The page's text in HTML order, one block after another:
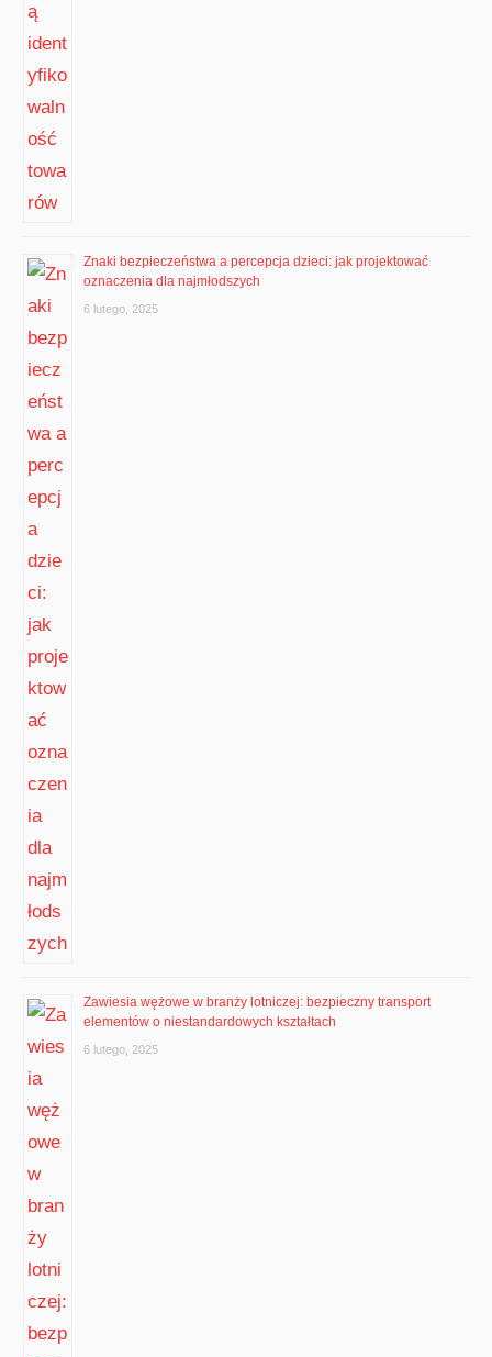
Znaki bezpieczeństwa a percepcja dzieci: jak projektować
oznaczenia dla najmłodszych
6 lutego, 2025
Zawiesia wężowe w branży lotniczej: bezpieczny transport
elementów o niestandardowych kształtach
6 lutego, 2025